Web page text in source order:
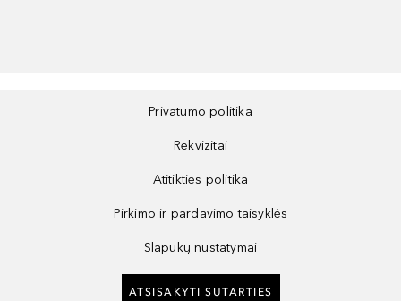
Privatumo politika
Rekvizitai
Atitikties politika
Pirkimo ir pardavimo taisyklės
Slapukų nustatymai
ATSISAKYTI SUTARTIES